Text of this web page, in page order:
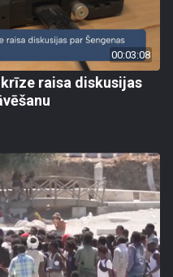
00:03:08
raisa diskusijas